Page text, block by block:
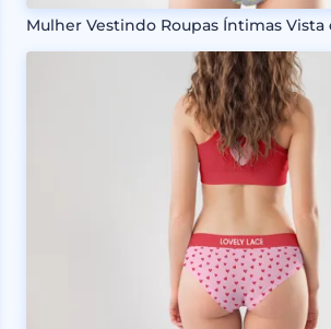
Mulher Vestindo Roupas Íntimas Vista